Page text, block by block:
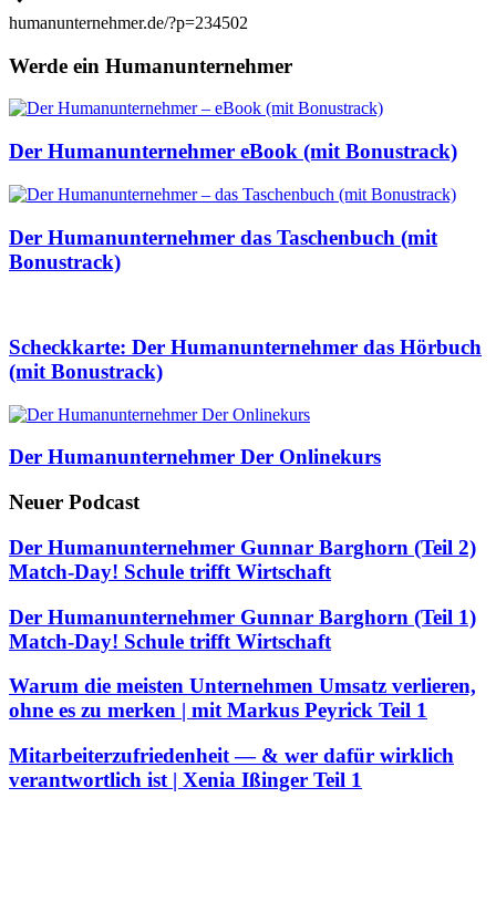
humanunternehmer.de/?p=234502
Werde ein Humanunternehmer
Der Humanunternehmer eBook (mit Bonustrack)
Der Humanunternehmer das Taschenbuch (mit
Bonustrack)
Scheckkarte: Der Humanunternehmer das Hörbuch
(mit Bonustrack)
Der Humanunternehmer Der Onlinekurs
Neuer Podcast
Der Humanunternehmer Gunnar Barghorn (Teil 2)
Match-Day! Schule trifft Wirtschaft
Der Humanunternehmer Gunnar Barghorn (Teil 1)
Match-Day! Schule trifft Wirtschaft
Warum die meisten Unternehmen Umsatz verlieren,
ohne es zu merken | mit Markus Peyrick Teil 1
Mitarbeiterzufriedenheit — & wer dafür wirklich
verantwortlich ist | Xenia Ißinger Teil 1